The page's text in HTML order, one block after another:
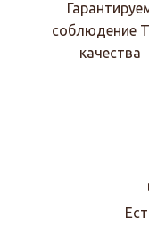
соблюдение
качества